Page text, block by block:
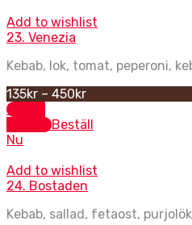
Add to wishlist
23. Venezia
Kebab, lok, tomat, peperoni,
135kr – 450kr
Select
optionsBeställ
Nu
Add to wishlist
24. Bostaden
Kebab, sallad, fetaost,